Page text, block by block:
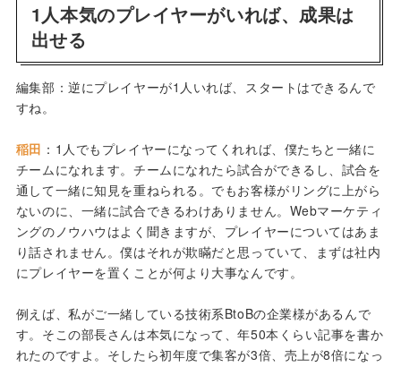
1人本気のプレイヤーがいれば、成果は
出せる
編集部：逆にプレイヤーが1人いれば、スタートはできるんで
すね。
稲田 ：1人でもプレイヤーになってくれれば、僕たちと一緒に
チームになれます。チームになれたら試合ができるし、試合を
通して一緒に知見を重ねられる。でもお客様がリングに上がら
ないのに、一緒に試合できるわけありません。Webマーケティ
ングのノウハウはよく聞きますが、プレイヤーについてはあま
り話されません。僕はそれが欺瞞だと思っていて、まずは社内
にプレイヤーを置くことが何より大事なんです。
例えば、私がご一緒している技術系BtoBの企業様があるんで
す。そこの部長さんは本気になって、年50本くらい記事を書か
れたのですよ。そしたら初年度で集客が3倍、売上が8倍になっ